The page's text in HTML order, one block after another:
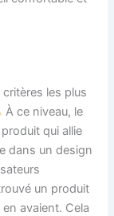
critères les plus
À ce niveau, le
qui allie
dans un design
un produit
avaient. Cela